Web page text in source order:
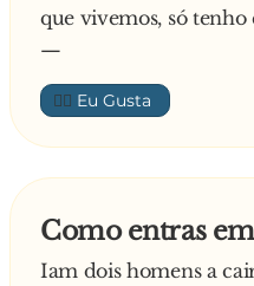
que vivemos, só
—
👍🏼
Como entras em
Iam dois homens a